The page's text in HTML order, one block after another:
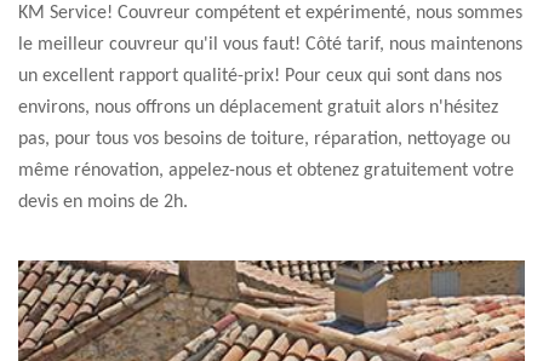
KM Service! Couvreur compétent et expérimenté, nous sommes
le meilleur couvreur qu'il vous faut! Côté tarif, nous maintenons
un excellent rapport qualité-prix! Pour ceux qui sont dans nos
environs, nous offrons un déplacement gratuit alors n'hésitez
pas, pour tous vos besoins de toiture, réparation, nettoyage ou
même rénovation, appelez-nous et obtenez gratuitement votre
devis en moins de 2h.